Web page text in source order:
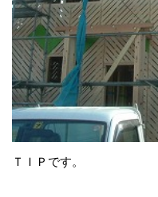
ＴＩＰです。